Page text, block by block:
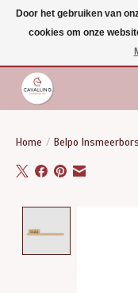
Gratis verzending vanaf €75
dezelfde dag verzonden |
Home / Belpo
Door het gebruiken van
cookies om onze